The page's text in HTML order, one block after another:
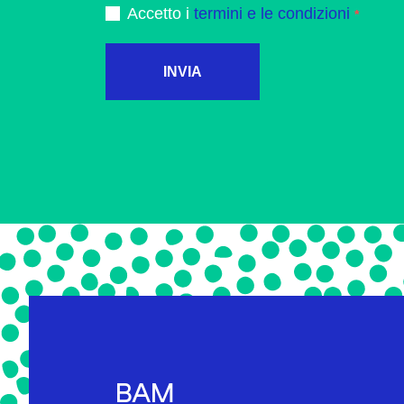
Accetto i termini e le condizioni
INVIA
BAM